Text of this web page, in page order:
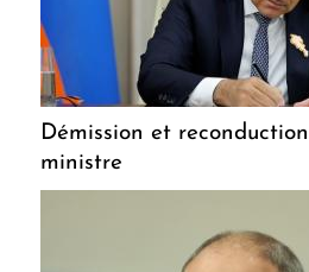
Démission et
ministre